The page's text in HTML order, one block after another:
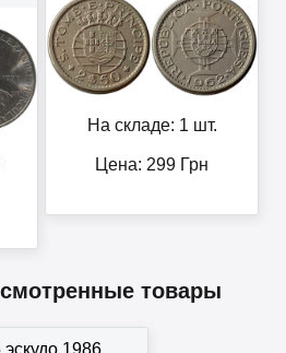
На складе: 1 шт.
Цена: 299 Грн
товары
эскудо 1986